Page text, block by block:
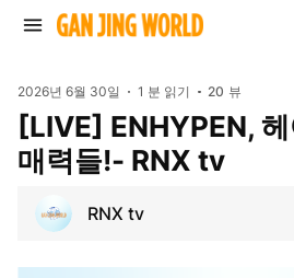
2026년 6월 30일 1 분 읽기 20 뷰
[LIVE] ENHYPEN,
매력들!- RNX tv
RNX tv